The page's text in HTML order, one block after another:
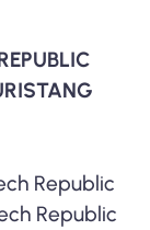
Republic
Republic